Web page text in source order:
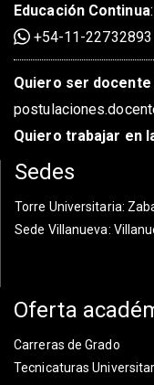
Educación Continua
+54-11-22732893
Quiero ser docente
Quiero trabajar en
Sedes
Torre Universitaria:
Sede Villanueva:
Oferta
Carreras de Grado
Tecnicaturas